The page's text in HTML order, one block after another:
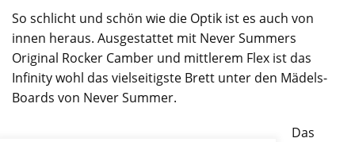
So schlicht und schön wie die Optik ist es auch von
innen heraus. Ausgestattet mit Never Summers
Original Rocker Camber und mittlerem Flex ist das
Infinity wohl das vielseitigste Brett unter den Mädels-
Boards von Never Summer.
Das